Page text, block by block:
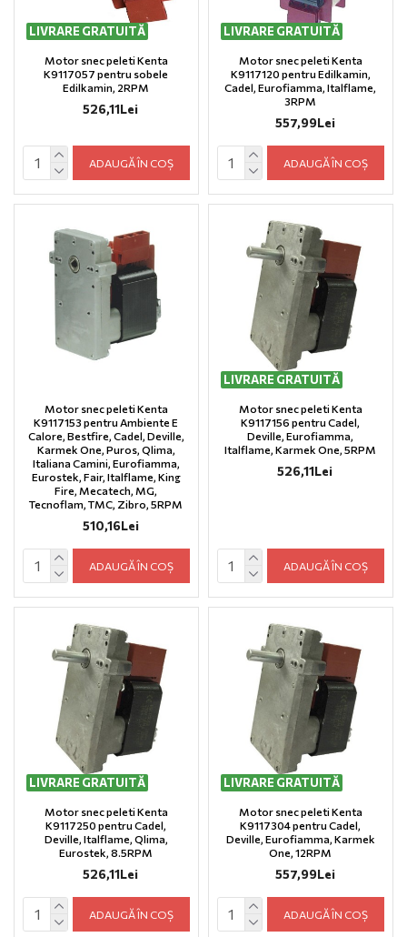
LIVRARE GRATUITĂ
Motor snec peleti Kenta
K9117057 pentru sobele
Edilkamin, 2RPM
526,11Lei
ADAUGĂ ÎN COȘ
LIVRARE GRATUITĂ
Motor snec peleti Kenta
K9117120 pentru Edilkamin,
Cadel, Eurofiamma, Italflame,
3RPM
557,99Lei
ADAUGĂ ÎN COȘ
Motor snec peleti Kenta
K9117153 pentru Ambiente E
Calore, Bestfire, Cadel, Deville,
Karmek One, Puros, Qlima,
Italiana Camini, Eurofiamma,
Eurostek, Fair, Italflame, King
Fire, Mecatech, MG,
Tecnoflam, TMC, Zibro, 5RPM
510,16Lei
ADAUGĂ ÎN COȘ
LIVRARE GRATUITĂ
Motor snec peleti Kenta
K9117156 pentru Cadel,
Deville, Eurofiamma,
Italflame, Karmek One, 5RPM
526,11Lei
ADAUGĂ ÎN COȘ
LIVRARE GRATUITĂ
Motor snec peleti Kenta
K9117250 pentru Cadel,
Deville, Italflame, Qlima,
Eurostek, 8.5RPM
526,11Lei
ADAUGĂ ÎN COȘ
LIVRARE GRATUITĂ
Motor snec peleti Kenta
K9117304 pentru Cadel,
Deville, Eurofiamma, Karmek
One, 12RPM
557,99Lei
ADAUGĂ ÎN COȘ